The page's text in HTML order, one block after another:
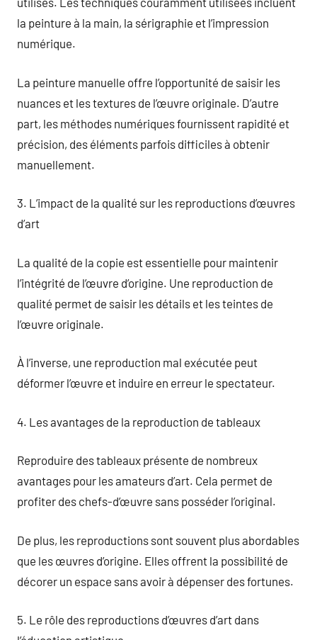
la peinture à la main, la sérigraphie et l’impression
numérique.
La peinture manuelle offre l’opportunité de saisir les
nuances et les textures de l’œuvre originale. D’autre
part, les méthodes numériques fournissent rapidité et
précision, des éléments parfois difficiles à obtenir
manuellement.
3. L’impact de la qualité sur les reproductions d’œuvres
d’art
La qualité de la copie est essentielle pour maintenir
l’intégrité de l’œuvre d’origine. Une reproduction de
qualité permet de saisir les détails et les teintes de
l’œuvre originale.
À l’inverse, une reproduction mal exécutée peut
déformer l’œuvre et induire en erreur le spectateur.
4. Les avantages de la reproduction de tableaux
Reproduire des tableaux présente de nombreux
avantages pour les amateurs d’art. Cela permet de
profiter des chefs-d’œuvre sans posséder l’original.
De plus, les reproductions sont souvent plus abordables
que les œuvres d’origine. Elles offrent la possibilité de
décorer un espace sans avoir à dépenser des fortunes.
5. Le rôle des reproductions d’œuvres d’art dans